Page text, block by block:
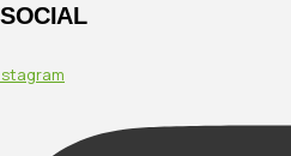
SOCIAL